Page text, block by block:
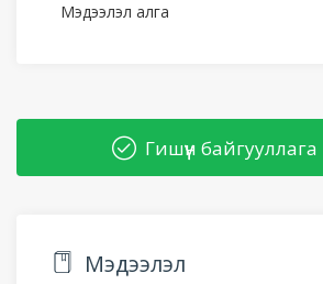
Мэдээлэл алга
Гишүүн байгууллага
Мэдээлэл